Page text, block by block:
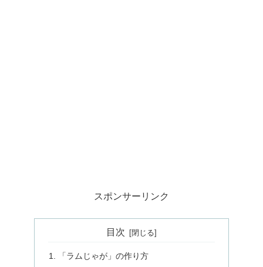
スポンサーリンク
目次
「ラムじゃが」の作り方